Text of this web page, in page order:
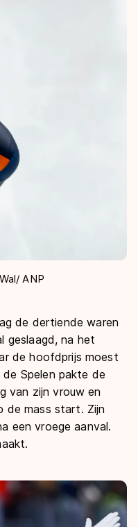
ANP
de dertiende waren
geslaagd, na het
de hoofdprijs moest
Spelen pakte de
van zijn vrouw en
de mass start. Zijn
een vroege aanval.